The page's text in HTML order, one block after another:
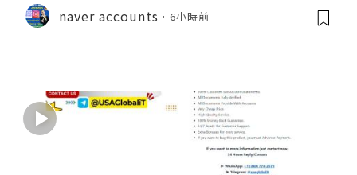
naver accounts 6小時前